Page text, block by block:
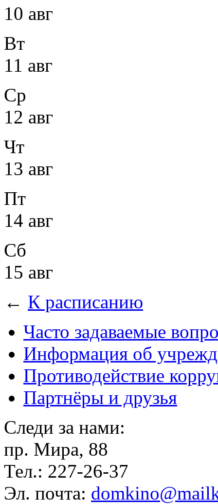
10 авг
Вт
11 авг
Ср
12 авг
Чт
13 авг
Пт
14 авг
Сб
15 авг
← К расписанию
Часто задаваемые
Информация об
Противодействие
Партнёры и друзья
Следи за нами:
пр. Мира, 88
Тел.: 227-26-37
Эл. почта: